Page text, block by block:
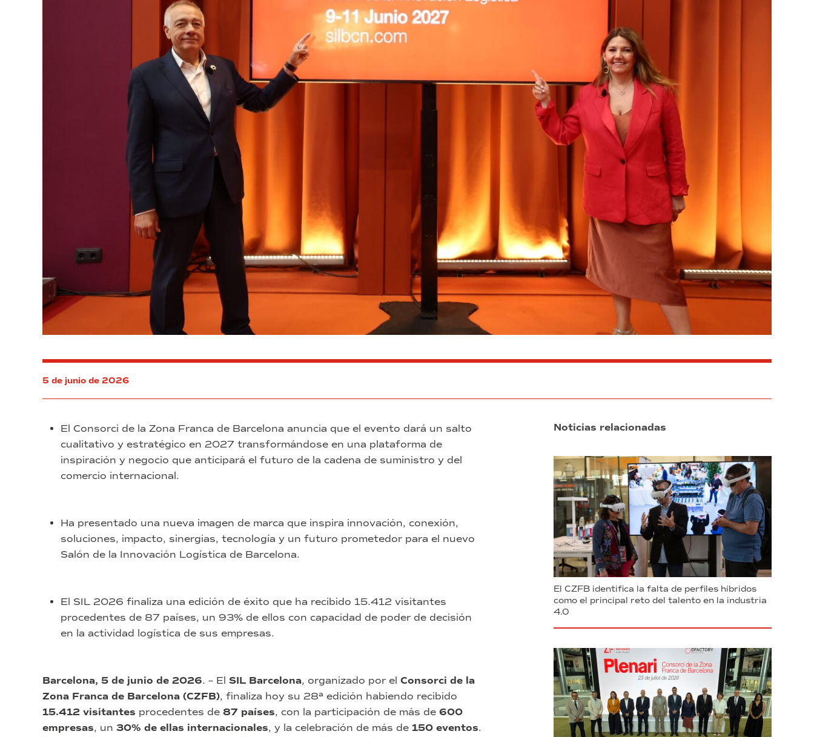
5 de junio de 2026
El Consorci de la Zona Franca de Barcelona anuncia que el evento dará un salto
cualitativo y estratégico en 2027 transformándose en una plataforma de
inspiración y negocio que anticipará el futuro de la cadena de suministro y del
comercio internacional.
Ha presentado una nueva imagen de marca que inspira innovación, conexión,
soluciones, impacto, sinergias, tecnología y un futuro prometedor para el nuevo
Salón de la Innovación Logística de Barcelona.
El SIL 2026 finaliza una edición de éxito que ha recibido 15.412 visitantes
procedentes de 87 países, un 93% de ellos con capacidad de poder de decisión
en la actividad logística de sus empresas.
Barcelona, 5 de junio de 2026. – El SIL Barcelona, organizado por el Consorci de la
Zona Franca de Barcelona (CZFB), finaliza hoy su 28ª edición habiendo recibido
15.412 visitantes procedentes de 87 países, con la participación de más de 600
empresas, un 30% de ellas internacionales, y la celebración de más de 150 eventos.
Noticias relacionadas
El CZFB identifica la falta de perfiles híbridos
como el principal reto del talento en la industria
4.0